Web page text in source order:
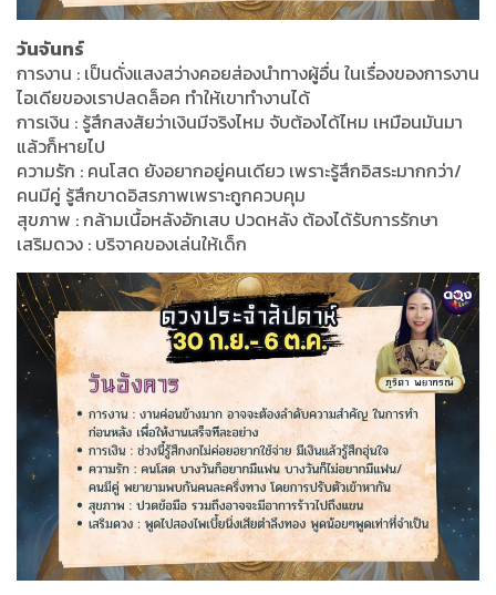
วันจันทร์
การงาน : เป็นดั่งแสงสว่างคอยส่องนำทางผู้อื่น ในเรื่องของการงาน
ไอเดียของเราปลดล็อค ทำให้เขาทำงานได้
การเงิน : รู้สึกสงสัยว่าเงินมีจริงไหม จับต้องได้ไหม เหมือนมันมา
แล้วก็หายไป
ความรัก : คนโสด ยังอยากอยู่คนเดียว เพราะรู้สึกอิสระมากกว่า/
คนมีคู่ รู้สึกขาดอิสรภาพเพราะถูกควบคุม
สุขภาพ : กล้ามเนื้อหลังอักเสบ ปวดหลัง ต้องได้รับการรักษา
เสริมดวง : บริจาคของเล่นให้เด็ก